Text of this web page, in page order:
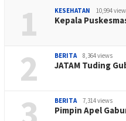
1 KESEHATAN 10,994
Kepala
2 BERITA 8,364 views
JATAM Tuding
BERITA 7,314 views
Pimpin Apel